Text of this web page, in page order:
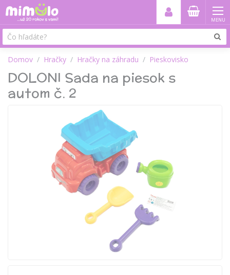
MENU
Domov Hračky Hračky na záhradu Pieskovisko
DOLONI Sada na piesok s
autom č. 2